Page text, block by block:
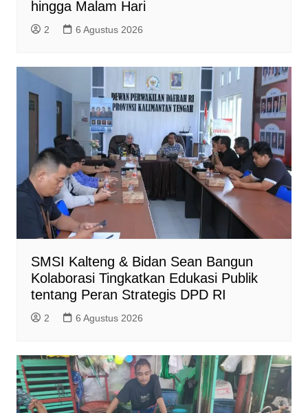
hingga Malam Hari
2 6 Agustus 2026
SMSI Kalteng & Bidan Sean Bangun
Kolaborasi Tingkatkan Edukasi Publik
tentang Peran Strategis DPD RI
2 6 Agustus 2026